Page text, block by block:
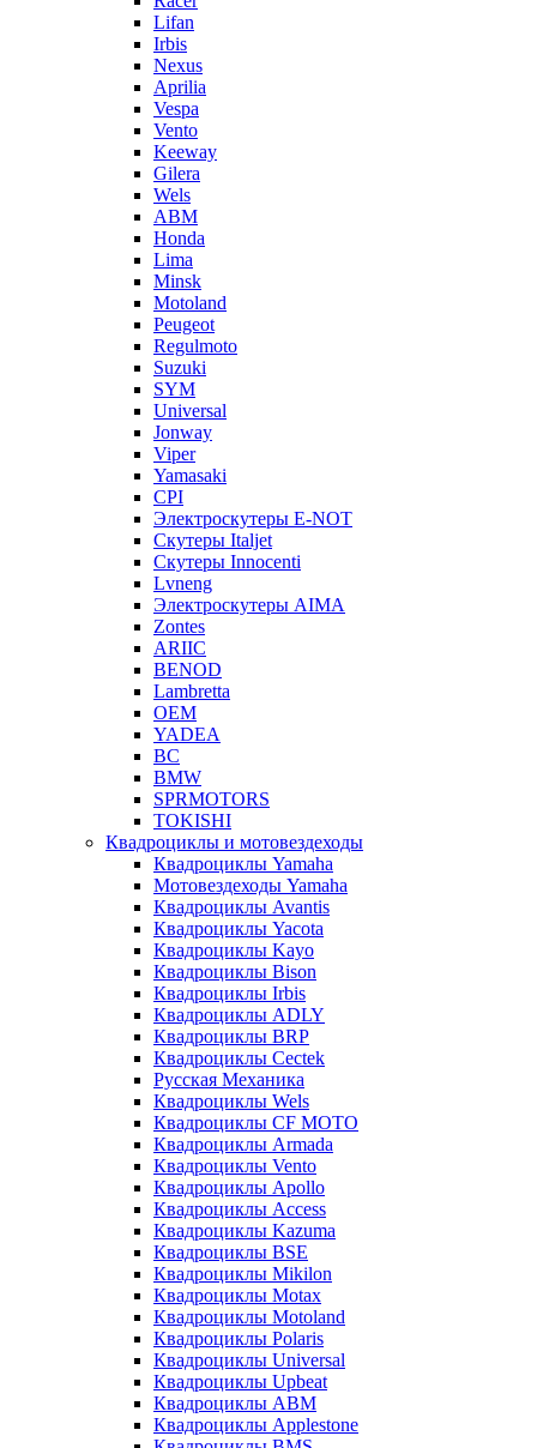
Lifan
Irbis
Nexus
Aprilia
Vespa
Vento
Keeway
Gilera
Wels
ABM
Honda
Lima
Minsk
Motoland
Peugeot
Regulmoto
Suzuki
SYM
Universal
Jonway
Viper
Yamasaki
CPI
Электроскутеры E-NOT
Скутеры Italjet
Скутеры Innocenti
Lvneng
Электроскутеры AIMA
Zontes
ARIIC
BENOD
Lambretta
OEM
YADEA
BC
BMW
SPRMOTORS
TOKISHI
Квадроциклы и мотовездеходы
Квадроциклы Yamaha
Мотовездеходы Yamaha
Квадроциклы Avantis
Квадроциклы Yacota
Квадроциклы Kayo
Квадроциклы Bison
Квадроциклы Irbis
Квадроциклы ADLY
Квадроциклы BRP
Квадроциклы Cectek
Русская Механика
Квадроциклы Wels
Квадроциклы CF MOTO
Квадроциклы Armada
Квадроциклы Vento
Квадроциклы Apollo
Квадроциклы Access
Квадроциклы Kazuma
Квадроциклы BSE
Квадроциклы Mikilon
Квадроциклы Motax
Квадроциклы Motoland
Квадроциклы Polaris
Квадроциклы Universal
Квадроциклы Upbeat
Квадроциклы ABM
Квадроциклы Applestone